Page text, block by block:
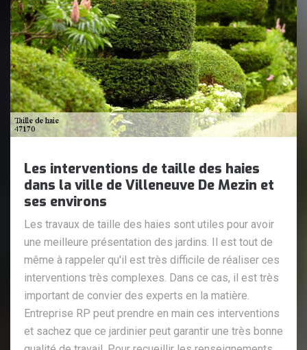
Les interventions de taille des haies
dans la ville de Villeneuve De Mezin et
ses environs
Les travaux de taille des haies sont utiles pour avoir
une meilleure présentation des jardins. Il est tout de
même à rappeler qu'il est très difficile de réaliser ces
interventions très complexes. Dans ce cas, il est très
important de convier des experts en la matière.
Entreprise RP peut prendre en main ces interventions
et sachez que ce jardinier peut garantir une très bonne